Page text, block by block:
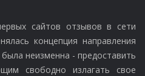
сайтов отзывов в сети
концепция направления
неизменна - предоставить
свободно излагать свое